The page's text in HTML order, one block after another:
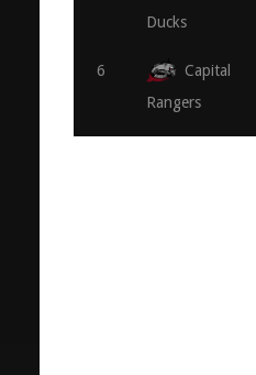
Ducks
6
Capital
Rangers